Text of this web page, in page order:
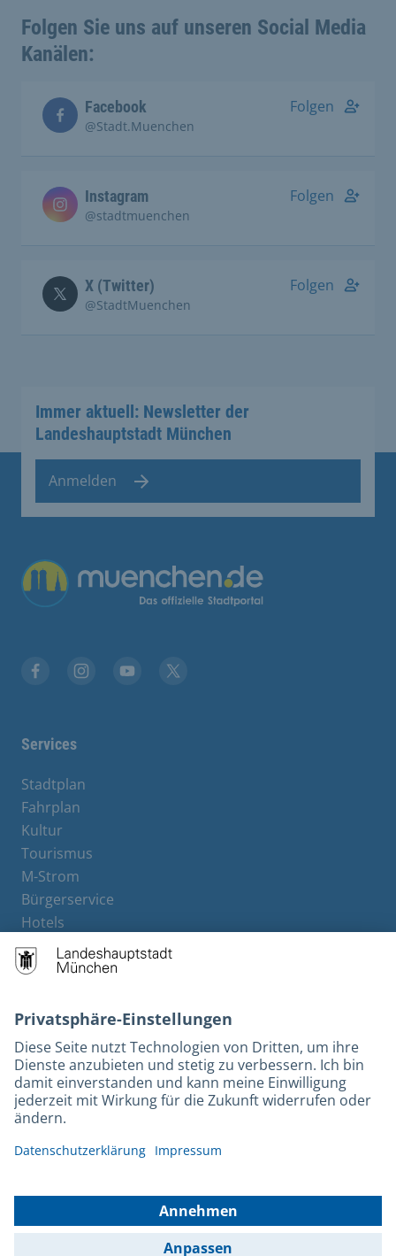
Folgen Sie uns auf unseren Social Media
Kanälen:
Facebook
@Stadt.Muenchen
Folgen
Instagram
@stadtmuenchen
Folgen
X (Twitter)
@StadtMuenchen
Folgen
Immer aktuell: Newsletter der
Landeshauptstadt München
Anmelden
Übergreifende Links
Services
Stadtplan
Fahrplan
Kultur
Tourismus
M-Strom
Bürgerservice
Hotels
Barrierefreiheit
Leichte Sprache
Gebärdensprache
Datenschutz
Kontakt
© 2026 Portal München Betriebs GmbH & Co. KG - Ein Service der
Landeshauptstadt München und der Stadtwerke München GmbH